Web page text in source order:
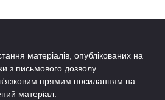
матеріалів, опублікованих на
з письмового дозволу
прямим посиланням на
матеріал.